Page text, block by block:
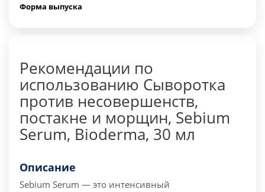
Форма выпуска
Рекомендации по
использованию Сыворотка
против несовершенств,
постакне и морщин, Sebium
Serum, Bioderma, 30 мл
Описание
Sebium Serum — это интенсивный